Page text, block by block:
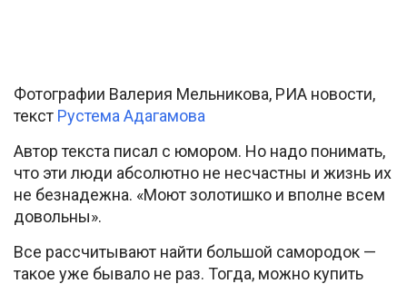
Фотографии Валерия Мельникова, РИА новости,
текст Рустема Адагамова
Автор текста писал с юмором. Но надо понимать,
что эти люди абсолютно не несчастны и жизнь их
не безнадежна. «Моют золотишко и вполне всем
довольны».
Все рассчитывают найти большой самородок —
такое уже бывало не раз. Тогда, можно купить